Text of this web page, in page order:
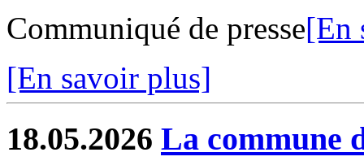
Communiqué de presse[En
[En savoir plus]
18.05.2026 La commune